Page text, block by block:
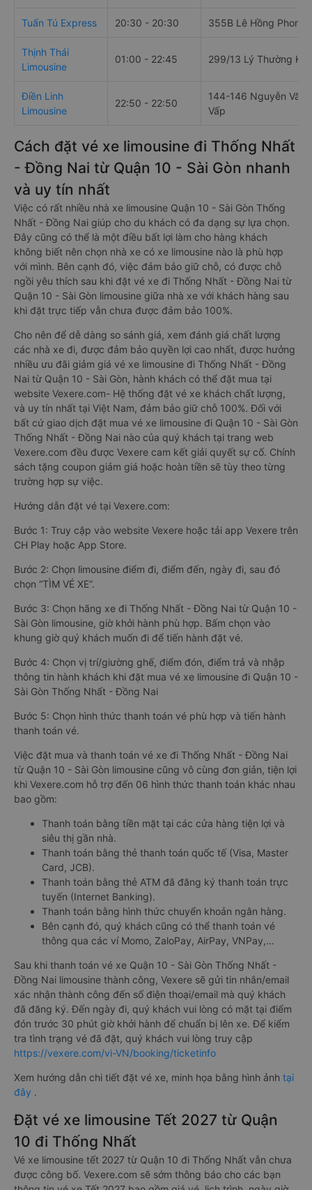
Tuấn Tú Express 20:30 - 20:30 355B Lê Hồng Phong
Thịnh Thái
Limousine
01:00 - 22:45 299/13 Lý Thường Kiệt
Điền Linh
Limousine
22:50 - 22:50
144-146 Nguyễn Văn
Vấp
Cách đặt vé xe limousine đi Thống Nhất
- Đồng Nai từ Quận 10 - Sài Gòn nhanh
và uy tín nhất
Việc có rất nhiều nhà xe limousine Quận 10 - Sài Gòn Thống
Nhất - Đồng Nai giúp cho du khách có đa dạng sự lựa chọn.
Đây cũng có thể là một điều bất lợi làm cho hàng khách
không biết nên chọn nhà xe có xe limousine nào là phù hợp
với mình. Bên cạnh đó, việc đảm bảo giữ chỗ, có được chỗ
ngồi yêu thích sau khi đặt vé xe đi Thống Nhất - Đồng Nai từ
Quận 10 - Sài Gòn limousine giữa nhà xe với khách hàng sau
khi đặt trực tiếp vẫn chưa được đảm bảo 100%.
Cho nên để dễ dàng so sánh giá, xem đánh giá chất lượng
các nhà xe đi, được đảm bảo quyền lợi cao nhất, được hưởng
nhiều ưu đãi giảm giá vé xe limousine đi Thống Nhất - Đồng
Nai từ Quận 10 - Sài Gòn, hành khách có thể đặt mua tại
website Vexere.com- Hệ thống đặt vé xe khách chất lượng,
và uy tín nhất tại Việt Nam, đảm bảo giữ chỗ 100%. Đối với
bất cứ giao dịch đặt mua vé xe limousine đi Quận 10 - Sài Gòn
Thống Nhất - Đồng Nai nào của quý khách tại trang web
Vexere.com đều được Vexere cam kết giải quyết sự cố. Chính
sách tặng coupon giảm giá hoặc hoàn tiền sẽ tùy theo từng
trường hợp sự việc.
Hướng dẫn đặt vé tại Vexere.com:
Bước 1: Truy cập vào website Vexere hoặc tải app Vexere trên
CH Play hoặc App Store.
Bước 2: Chọn limousine điểm đi, điểm đến, ngày đi, sau đó
chọn “TÌM VÉ XE”.
Bước 3: Chọn hãng xe đi Thống Nhất - Đồng Nai từ Quận 10 -
Sài Gòn limousine, giờ khởi hành phù hợp. Bấm chọn vào
khung giờ quý khách muốn đi để tiến hành đặt vé.
Bước 4: Chọn vị trí/giường ghế, điểm đón, điểm trả và nhập
thông tin hành khách khi đặt mua vé xe limousine đi Quận 10 -
Sài Gòn Thống Nhất - Đồng Nai
Bước 5: Chọn hình thức thanh toán vé phù hợp và tiến hành
thanh toán vé.
Việc đặt mua và thanh toán vé xe đi Thống Nhất - Đồng Nai
từ Quận 10 - Sài Gòn limousine cũng vô cùng đơn giản, tiện lợi
khi Vexere.com hỗ trợ đến 06 hình thức thanh toán khác nhau
bao gồm:
Thanh toán bằng tiền mặt tại các cửa hàng tiện lợi và
siêu thị gần nhà.
Thanh toán bằng thẻ thanh toán quốc tế (Visa, Master
Card, JCB).
Thanh toán bằng thẻ ATM đã đăng ký thanh toán trực
tuyến (Internet Banking).
Thanh toán bằng hình thức chuyển khoản ngân hàng.
Bên cạnh đó, quý khách cũng có thể thanh toán vé
thông qua các ví Momo, ZaloPay, AirPay, VNPay,…
Sau khi thanh toán vé xe Quận 10 - Sài Gòn Thống Nhất -
Đồng Nai limousine thành công, Vexere sẽ gửi tin nhắn/email
xác nhận thành công đến số điện thoại/email mà quý khách
đã đăng ký. Đến ngày đi, quý khách vui lòng có mặt tại điểm
đón trước 30 phút giờ khởi hành để chuẩn bị lên xe. Để kiểm
tra tình trạng vé đã đặt, quý khách vui lòng truy cập
https://vexere.com/vi-VN/booking/ticketinfo
Xem hướng dẫn chi tiết đặt vé xe, minh họa bằng hình ảnh tại
đây .
Đặt vé xe limousine Tết 2027 từ Quận
10 đi Thống Nhất
Vé xe limousine tết 2027 từ Quận 10 đi Thống Nhất vẫn chưa
được công bố. Vexere.com sẽ sớm thông báo cho các bạn